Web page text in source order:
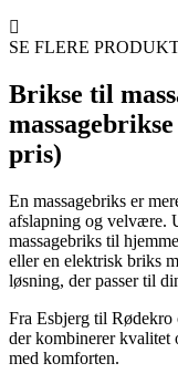
SE FLERE
Brikse til
pris)
En massagebriks er
afslapning og velvære.
massagebriks til
eller en elektrisk briks
løsning, der passer til
Fra Esbjerg til
der kombinerer kvalitet
med komforten.